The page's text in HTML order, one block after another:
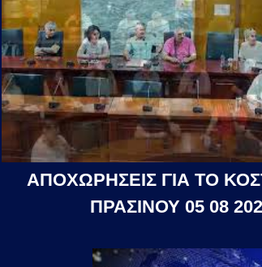
ΑΠΟΧΩΡΗΣΕΙΣ ΓΙΑ ΤΟ
ΠΡΑΣΙΝΟΥ 05 08